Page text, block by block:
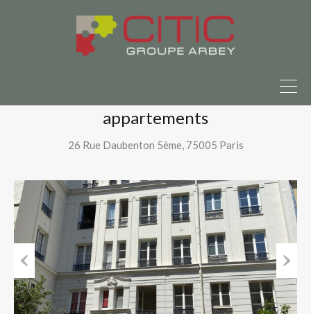
Parlons-en ici
Accueil
Nos immeubles rénovés
Rue Daubenton – Paris (75005) – 23 appartements
Rue Daubenton – Paris (75005) – 23
appartements
26 Rue Daubenton 5ème, 75005 Paris
Previous Next